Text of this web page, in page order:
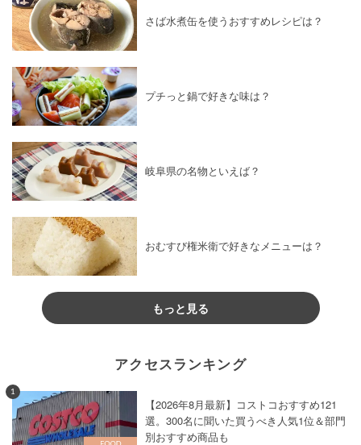
さば水煮缶を使うおすすめレシピは？
プチっと鍋で好きな味は？
岐阜県の名物といえば？
おむすび権米衛で好きなメニューは？
もっと見る
アクセスランキング
1
【2026年8月最新】コストコおすすめ121
選。300名に聞いた買うべき人気1位＆部門
別おすすめ商品も